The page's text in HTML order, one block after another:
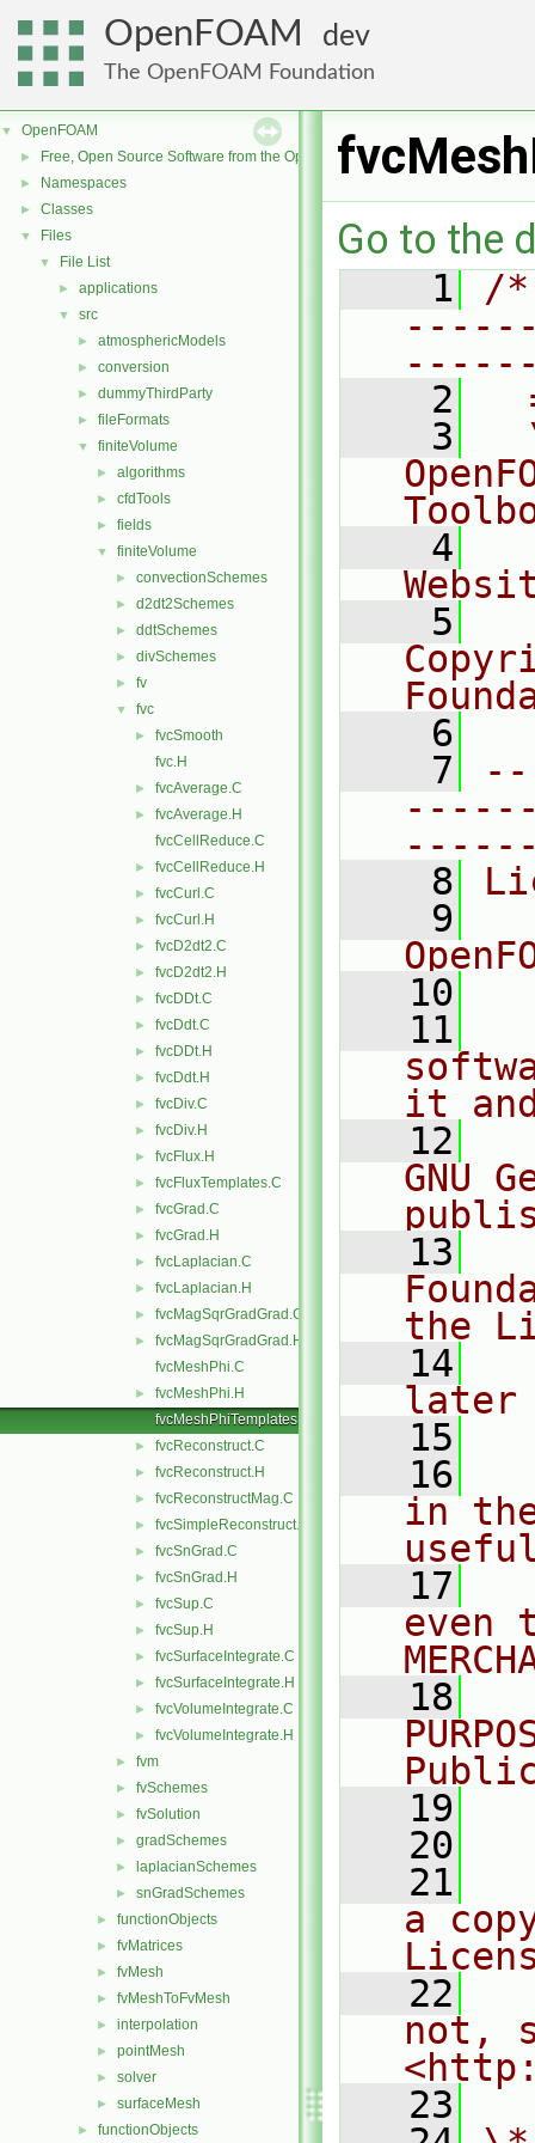
OpenFOAM dev
The OpenFOAM Foundation
▼ OpenFOAM
► Free, Open Source Software from the OpenFOAM Foundation
► Namespaces
► Classes
▼ Files
▼ File List
► applications
▼ src
► atmosphericModels
► conversion
► dummyThirdParty
► fileFormats
▼ finiteVolume
► algorithms
► cfdTools
► fields
▼ finiteVolume
► convectionSchemes
► d2dt2Schemes
► ddtSchemes
► divSchemes
► fv
▼ fvc
►
fvcSmooth
fvc.H
► fvcAverage.C
►
fvcAverage.H
fvcCellReduce.C
► fvcCellReduce.H
► fvcCurl.C
► fvcCurl.H
► fvcD2dt2.C
► fvcD2dt2.H
► fvcDDt.C
► fvcDdt.C
► fvcDDt.H
► fvcDdt.H
► fvcDiv.C
► fvcDiv.H
► fvcFlux.H
► fvcFluxTemplates.C
► fvcGrad.C
► fvcGrad.H
► fvcLaplacian.C
► fvcLaplacian.H
► fvcMagSqrGradGrad.C
►
fvcMagSqrGradGrad.H
fvcMeshPhi.C
►
fvcMeshPhi.H
fvcMeshPhiTemplates.C
► fvcReconstruct.C
► fvcReconstruct.H
► fvcReconstructMag.C
► fvcSimpleReconstruct.C
► fvcSnGrad.C
► fvcSnGrad.H
► fvcSup.C
► fvcSup.H
► fvcSurfaceIntegrate.C
► fvcSurfaceIntegrate.H
► fvcVolumeIntegrate.C
► fvcVolumeIntegrate.H
► fvm
► fvSchemes
► fvSolution
► gradSchemes
► laplacianSchemes
► snGradSchemes
► functionObjects
► fvMatrices
► fvMesh
► fvMeshToFvMesh
► interpolation
► pointMesh
► solver
► surfaceMesh
► functionObjects
Go to the
    1
/
    2
    3
    4
    5
    6
    7
    8
    9
   10
   11
it
   12
GNU
   13
the
   14
later
   15
   16
in
   17
even
   18
   19
   20
   21
a
   22
not,
   23